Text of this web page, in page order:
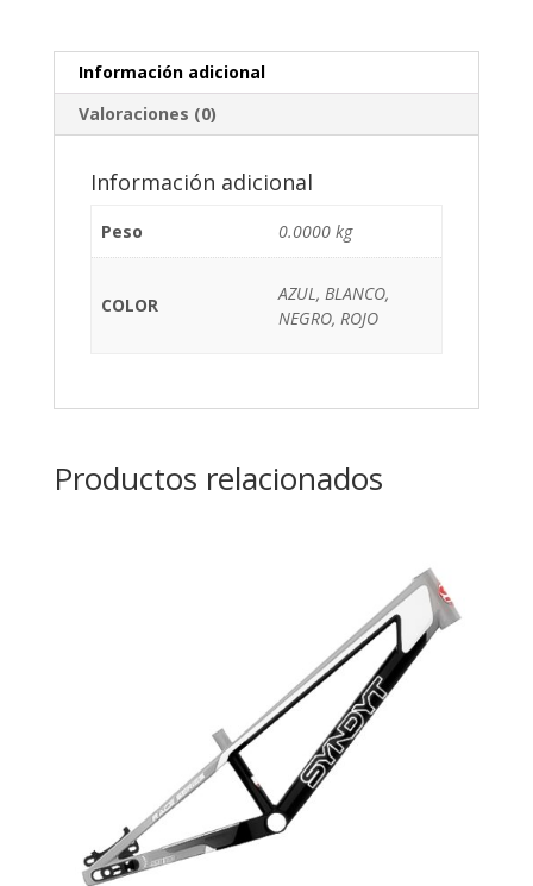
Información adicional
Valoraciones (0)
Información adicional
Peso 0.0000 kg
COLOR
AZUL, BLANCO,
NEGRO, ROJO
Productos relacionados